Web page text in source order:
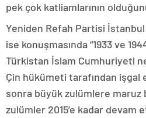
pek çok katliamlarının
Yeniden Refah Partisi
ise konuşmasında “1933 ve
Türkistan İslam Cumhuriyeti ne
Çin hükümeti tarafından işgal
sonra büyük zulümlere maruz
zulümler 2015’e kadar devam